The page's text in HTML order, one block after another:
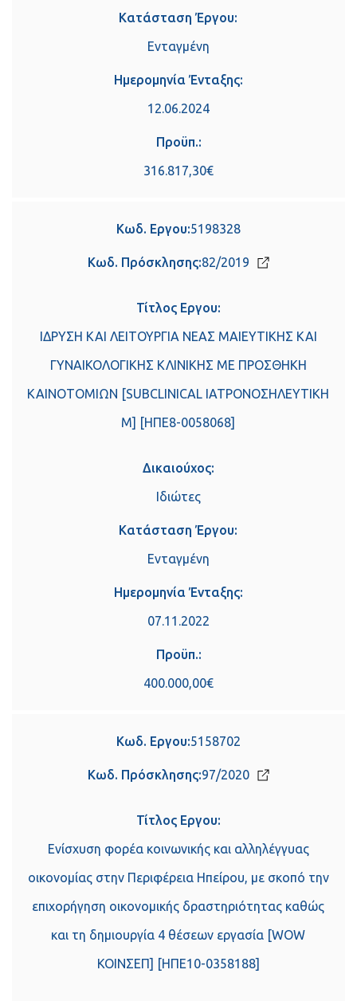
Κατάσταση Έργου:
Ενταγμένη
Ημερομηνία Ένταξης:
12.06.2024
Προϋπ.:
316.817,30€
Κωδ. Εργου:5198328
Κωδ. Πρόσκλησης:82/2019
Τίτλος Εργου:
ΙΔΡΥΣΗ ΚΑΙ ΛΕΙΤΟΥΡΓΙΑ ΝΕΑΣ ΜΑΙEYΤΙΚΗΣ ΚΑΙ
ΓΥΝΑΙΚΟΛΟΓΙΚΗΣ ΚΛΙΝΙΚΗΣ ΜΕ ΠΡΟΣΘΗΚΗ
ΚΑΙΝΟΤΟΜΙΩΝ [SUBCLINICAL ΙΑΤΡΟΝΟΣΗΛΕΥΤΙΚΗ
Μ] [ΗΠΕ8-0058068]
Δικαιούχος:
Ιδιώτες
Κατάσταση Έργου:
Ενταγμένη
Ημερομηνία Ένταξης:
07.11.2022
Προϋπ.:
400.000,00€
Κωδ. Εργου:5158702
Κωδ. Πρόσκλησης:97/2020
Τίτλος Εργου:
Ενίσχυση φορέα κοινωνικής και αλληλέγγυας
οικονομίας στην Περιφέρεια Ηπείρου, με σκοπό την
επιχορήγηση οικονομικής δραστηριότητας καθώς
και τη δημιουργία 4 θέσεων εργασία [WOW
ΚΟΙΝΣΕΠ] [ΗΠΕ10-0358188]